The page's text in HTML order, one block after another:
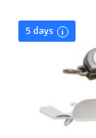
5 days